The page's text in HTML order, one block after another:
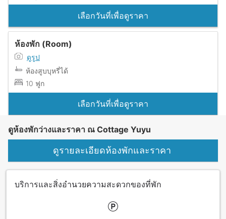
เลือกวันที่เพื่อดูราคา
ห้องพัก (Room)
ดูรูป
ห้องสูบบุหรี่ได้
10 ฟูก
เลือกวันที่เพื่อดูราคา
ดูห้องพักว่างและราคา ณ Cottage Yuyu
ดูรายละเอียดห้องพักและราคา
บริการและสิ่งอำนวยความสะดวกของที่พัก